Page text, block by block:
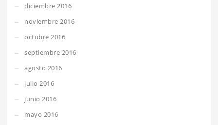
diciembre 2016
noviembre 2016
octubre 2016
septiembre 2016
agosto 2016
julio 2016
junio 2016
mayo 2016